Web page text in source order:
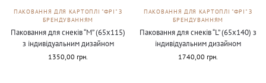
ПАКОВАННЯ ДЛЯ КАРТОПЛІ "ФРІ" З
БРЕНДУВАННЯМ
Паковання для снеків “М” (65х115)
з індивідуальним дизайном
1350,00 грн.
ПАКОВАННЯ ДЛЯ КАРТОПЛІ "ФРІ" З
БРЕНДУВАННЯМ
Паковання для снеків “L” (65х140) з
індивідуальним дизайном
1740,00 грн.